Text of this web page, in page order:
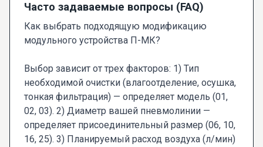
Часто задаваемые вопросы (FAQ)
Как выбрать подходящую модификацию
модульного устройства П-МК?
Выбор зависит от трех факторов: 1) Тип
необходимой очистки (влагоотделение, осушка,
тонкая фильтрация) — определяет модель (01,
02, 03). 2) Диаметр вашей пневмолинии —
определяет присоединительный размер (06, 10,
16, 25). 3) Планируемый расход воздуха (л/мин)